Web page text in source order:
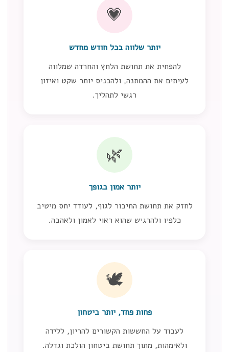
💗
יותר שלווה בכל חודש מחדש
להפחית את תחושת הלחץ והחרדה שמלווה
לעיתים את ההמתנה, ולהכניס יותר שקט ואיזון
רגשי לתהליך.
🌿
יותר אמון בגופך
לחזק את תחושת החיבור לגוף, לעודד יחס מיטיב
כלפיו ולהרגיש שהוא ראוי לאמון ולאהבה.
🕊️
פחות פחד, יותר ביטחון
לעבוד על החששות הקשורים להריון, ללידה
ולאימהות, מתוך תחושת ביטחון הולכת וגדלה.